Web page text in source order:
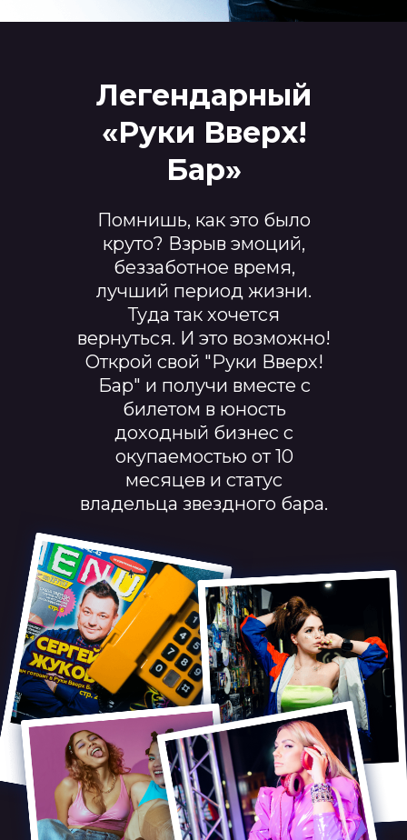
Легендарный
«Руки Вверх!
Бар»
Помнишь, как это было
круто? Взрыв эмоций,
беззаботное время,
лучший период жизни.
Туда так хочется
вернуться. И это возможно!
Открой свой "Руки Вверх!
Бар" и получи вместе с
билетом в юность
доходный бизнес с
окупаемостью от 10
месяцев и статус
владельца звездного бара.